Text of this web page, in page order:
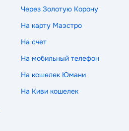
Через Золотую Корону
На карту Маэстро
На счет
На мобильный телефон
На кошелек Юмани
На Киви кошелек